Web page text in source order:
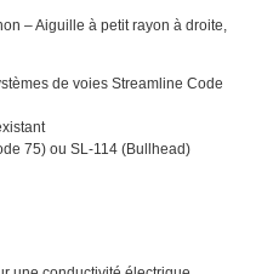
– Aiguille à petit rayon à droite,
de voies Streamline Code
75) ou SL-114 (Bullhead)